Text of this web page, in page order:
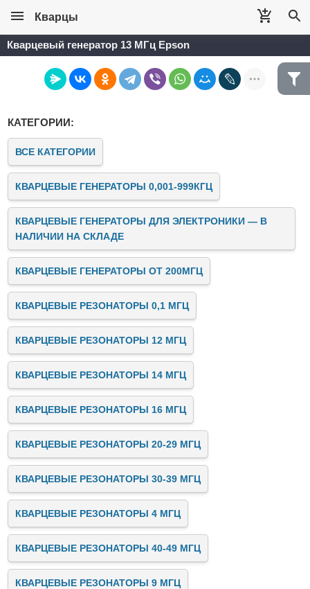
Кварцы
Кварцевый генератор 13 МГц Epson
КАТЕГОРИИ:
ВСЕ КАТЕГОРИИ
КВАРЦЕВЫЕ ГЕНЕРАТОРЫ 0,001-999КГЦ
КВАРЦЕВЫЕ ГЕНЕРАТОРЫ ДЛЯ ЭЛЕКТРОНИКИ — В
НАЛИЧИИ НА СКЛАДЕ
КВАРЦЕВЫЕ ГЕНЕРАТОРЫ ОТ 200МГЦ
КВАРЦЕВЫЕ РЕЗОНАТОРЫ 0,1 МГЦ
КВАРЦЕВЫЕ РЕЗОНАТОРЫ 12 МГЦ
КВАРЦЕВЫЕ РЕЗОНАТОРЫ 14 МГЦ
КВАРЦЕВЫЕ РЕЗОНАТОРЫ 16 МГЦ
КВАРЦЕВЫЕ РЕЗОНАТОРЫ 20-29 МГЦ
КВАРЦЕВЫЕ РЕЗОНАТОРЫ 30-39 МГЦ
КВАРЦЕВЫЕ РЕЗОНАТОРЫ 4 МГЦ
КВАРЦЕВЫЕ РЕЗОНАТОРЫ 40-49 МГЦ
КВАРЦЕВЫЕ РЕЗОНАТОРЫ 9 МГЦ